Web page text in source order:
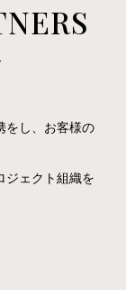
をし、お客様の
ジェクト組織を